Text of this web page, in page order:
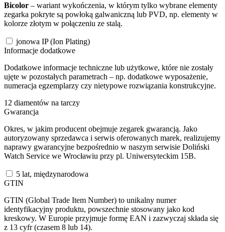
Bicolor – wariant wykończenia, w którym tylko wybrane elementy
zegarka pokryte są powłoką galwaniczną lub PVD, np. elementy w
kolorze złotym w połączeniu ze stalą.
jonowa IP (Ion Plating)
Informacje dodatkowe
Dodatkowe informacje techniczne lub użytkowe, które nie zostały
ujęte w pozostałych parametrach – np. dodatkowe wyposażenie,
numeracja egzemplarzy czy nietypowe rozwiązania konstrukcyjne.
12 diamentów na tarczy
Gwarancja
Okres, w jakim producent obejmuje zegarek gwarancją. Jako
autoryzowany sprzedawca i serwis oferowanych marek, realizujemy
naprawy gwarancyjne bezpośrednio w naszym serwisie Doliński
Watch Service we Wrocławiu przy pl. Uniwersyteckim 15B.
5 lat, międzynarodowa
GTIN
GTIN (Global Trade Item Number) to unikalny numer
identyfikacyjny produktu, powszechnie stosowany jako kod
kreskowy. W Europie przyjmuje formę EAN i zazwyczaj składa się
z 13 cyfr (czasem 8 lub 14).